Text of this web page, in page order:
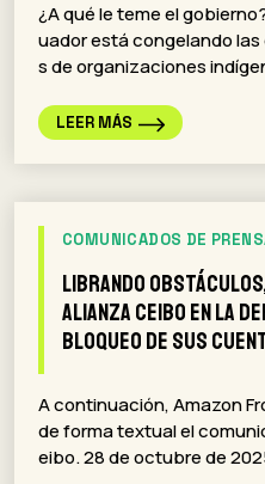
¿A qué le teme el
uador está congelando
s de organizaciones
LEER MÁS
COMUNICADOS DE
Librando obstáculos,
Alianza Ceibo en la
bloqueo de sus
A continuación, Amazon
de forma textual el
eibo. 28 de octubre de